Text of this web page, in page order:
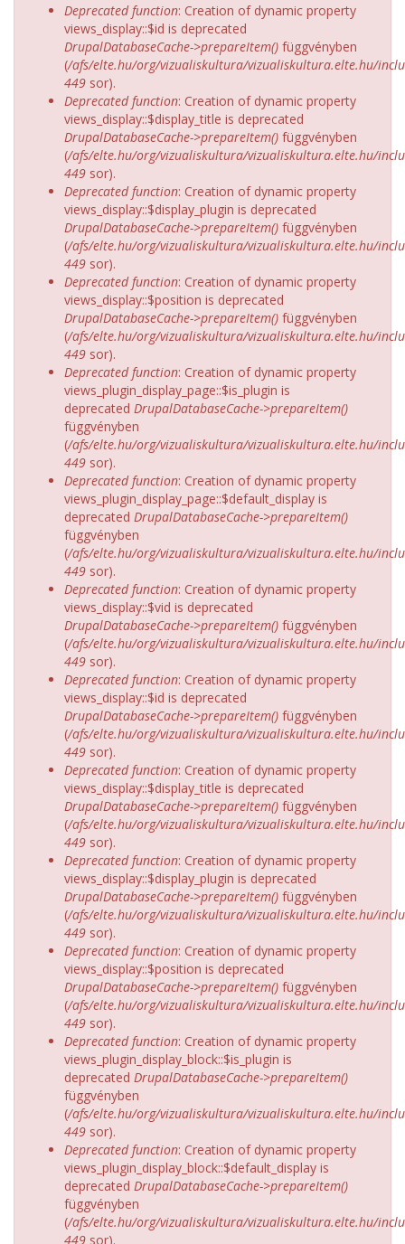
Deprecated function: Creation of dynamic property
views_display::$id is deprecated
DrupalDatabaseCache->prepareItem() függvényben
(/afs/elte.hu/org/vizualiskultura/vizualiskultura.elte.hu/
449 sor).
Deprecated function: Creation of dynamic property
views_display::$display_title is deprecated
DrupalDatabaseCache->prepareItem() függvényben
(/afs/elte.hu/org/vizualiskultura/vizualiskultura.elte.hu/
449 sor).
Deprecated function: Creation of dynamic property
views_display::$display_plugin is deprecated
DrupalDatabaseCache->prepareItem() függvényben
(/afs/elte.hu/org/vizualiskultura/vizualiskultura.elte.hu/
449 sor).
Deprecated function: Creation of dynamic property
views_display::$position is deprecated
DrupalDatabaseCache->prepareItem() függvényben
(/afs/elte.hu/org/vizualiskultura/vizualiskultura.elte.hu/
449 sor).
Deprecated function: Creation of dynamic property
views_plugin_display_page::$is_plugin is
deprecated DrupalDatabaseCache->prepareItem()
függvényben
(/afs/elte.hu/org/vizualiskultura/vizualiskultura.elte.hu/
449 sor).
Deprecated function: Creation of dynamic property
views_plugin_display_page::$default_display is
deprecated DrupalDatabaseCache->prepareItem()
függvényben
(/afs/elte.hu/org/vizualiskultura/vizualiskultura.elte.hu/
449 sor).
Deprecated function: Creation of dynamic property
views_display::$vid is deprecated
DrupalDatabaseCache->prepareItem() függvényben
(/afs/elte.hu/org/vizualiskultura/vizualiskultura.elte.hu/
449 sor).
Deprecated function: Creation of dynamic property
views_display::$id is deprecated
DrupalDatabaseCache->prepareItem() függvényben
(/afs/elte.hu/org/vizualiskultura/vizualiskultura.elte.hu/
449 sor).
Deprecated function: Creation of dynamic property
views_display::$display_title is deprecated
DrupalDatabaseCache->prepareItem() függvényben
(/afs/elte.hu/org/vizualiskultura/vizualiskultura.elte.hu/
449 sor).
Deprecated function: Creation of dynamic property
views_display::$display_plugin is deprecated
DrupalDatabaseCache->prepareItem() függvényben
(/afs/elte.hu/org/vizualiskultura/vizualiskultura.elte.hu/
449 sor).
Deprecated function: Creation of dynamic property
views_display::$position is deprecated
DrupalDatabaseCache->prepareItem() függvényben
(/afs/elte.hu/org/vizualiskultura/vizualiskultura.elte.hu/
449 sor).
Deprecated function: Creation of dynamic property
views_plugin_display_block::$is_plugin is
deprecated DrupalDatabaseCache->prepareItem()
függvényben
(/afs/elte.hu/org/vizualiskultura/vizualiskultura.elte.hu/
449 sor).
Deprecated function: Creation of dynamic property
views_plugin_display_block::$default_display is
deprecated DrupalDatabaseCache->prepareItem()
függvényben
(/afs/elte.hu/org/vizualiskultura/vizualiskultura.elte.hu/
449 sor).